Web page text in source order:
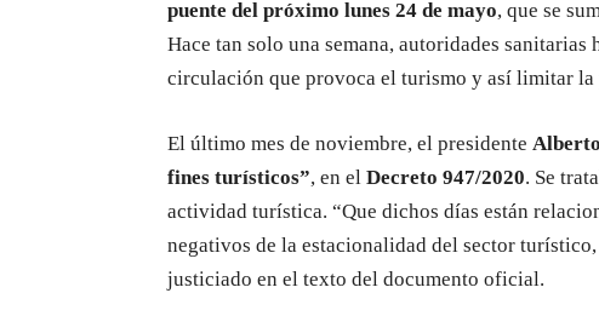
puente del próximo lunes 24 de mayo, que se
Hace tan solo una semana, autoridades
circulación que provoca el turismo y así limitar
El último mes de noviembre, el presidente
fines turísticos”, en el Decreto 947/2020. Se
actividad turística. “Que dichos días están
negativos de la estacionalidad del sector
justiciado en el texto del documento oficial.